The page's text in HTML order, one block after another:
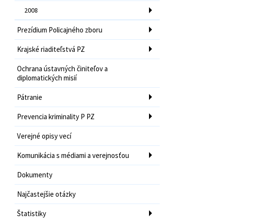
2008
Prezídium Policajného zboru
Krajské riaditeľstvá PZ
Ochrana ústavných činiteľov a
diplomatických misií
Pátranie
Prevencia kriminality P PZ
Verejné opisy vecí
Komunikácia s médiami a verejnosťou
Dokumenty
Najčastejšie otázky
Štatistiky